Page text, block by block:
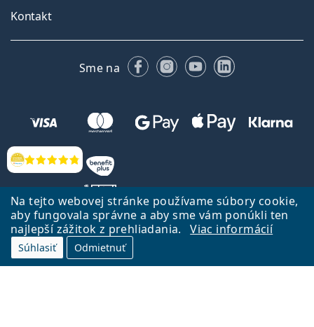
Na tejto webovej stránke používame súbory cookie,
aby fungovala správne a aby sme vám ponúkli ten
najlepší zážitok z prehliadania.
Viac informácií
Súhlasiť Odmietnuť
Hodnotenia
Kontakt
Sme na FacebookuInstagrame
YouTubeLinkedIn
Späť na Úvodnu stránku
Lentiamo.sk vlastní a prevádzkuje spoločnosť Lentiamo s.r.o., Česká